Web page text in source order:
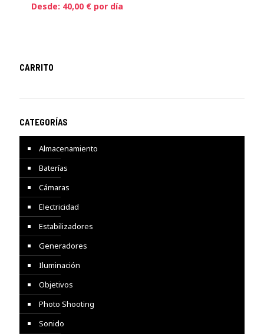
Desde: 40,00 € por día
CARRITO
CATEGORÍAS
Almacenamiento
Baterías
Cámaras
Electricidad
Estabilizadores
Generadores
Iluminación
Objetivos
Photo Shooting
Sonido